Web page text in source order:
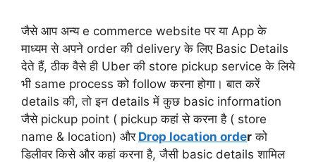
जैसे आप अन्य e commerce website पर या App के
माध्यम से अपने order की delivery के लिए Basic Details
देते हैं, ठीक वैसे ही Uber की store pickup service के लिये
भी same process को follow करना होगा। बात करें
details की, तो इन details में कुछ basic information
जैसे pickup point ( pickup कहां से करना है ( store
name & location) और Drop location order को
डिलीवर किसे और कहां करना है, जैसी basic details शामिल